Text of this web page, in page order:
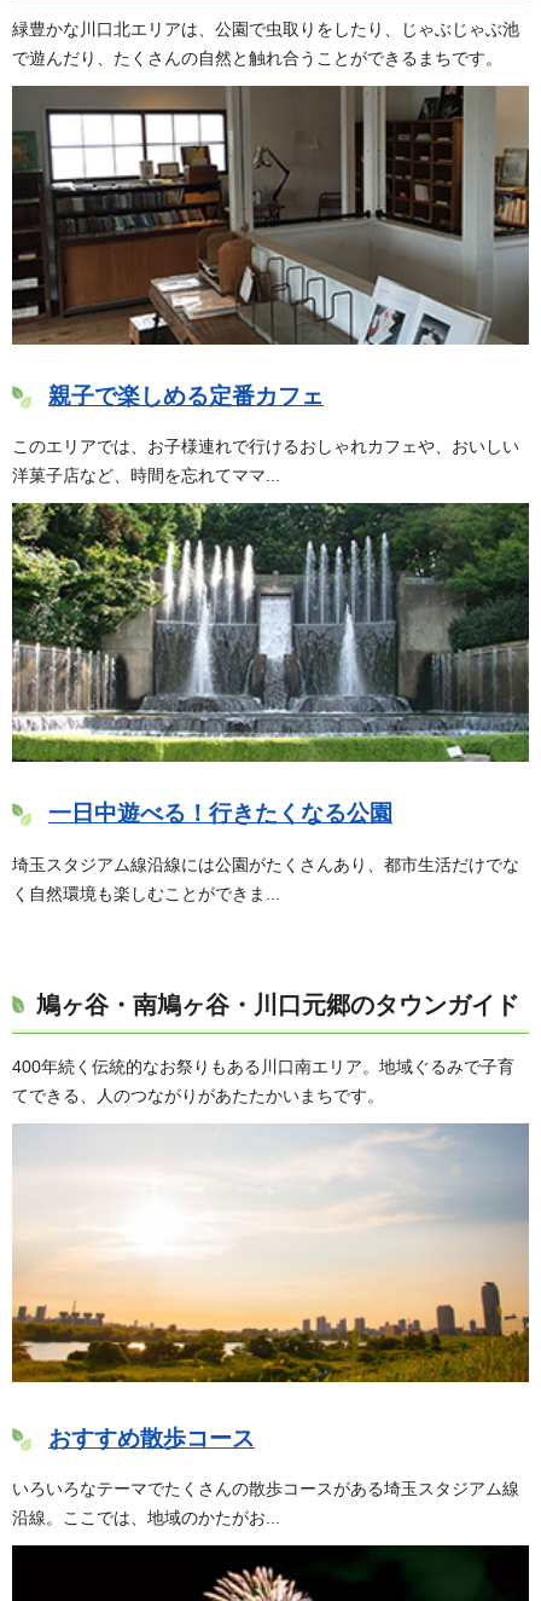
緑豊かな川口北エリアは、公園で虫取りをしたり、じゃぶじゃぶ池
で遊んだり、たくさんの自然と触れ合うことができるまちです。
親子で楽しめる定番カフェ
このエリアでは、お子様連れで行けるおしゃれカフェや、おいしい
洋菓子店など、時間を忘れてママ...
一日中遊べる！行きたくなる公園
埼玉スタジアム線沿線には公園がたくさんあり、都市生活だけでな
く自然環境も楽しむことができま...
鳩ヶ谷・南鳩ヶ谷・川口元郷のタウンガイド
400年続く伝統的なお祭りもある川口南エリア。地域ぐるみで子育
てできる、人のつながりがあたたかいまちです。
おすすめ散歩コース
いろいろなテーマでたくさんの散歩コースがある埼玉スタジアム線
沿線。ここでは、地域のかたがお...